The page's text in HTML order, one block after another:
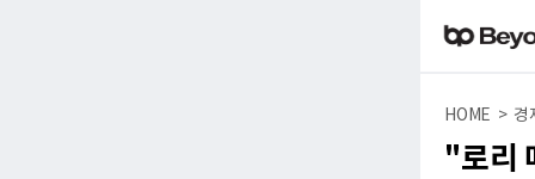
HOME > 경
"로리